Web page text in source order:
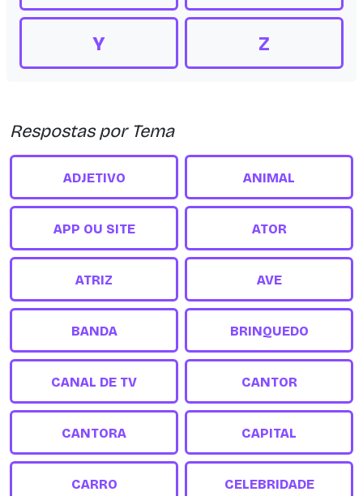
Y Z
Respostas por Tema
ADJETIVO ANIMAL
APP OU SITE ATOR
ATRIZ AVE
BANDA BRINQUEDO
CANAL DE TV CANTOR
CANTORA CAPITAL
CARRO CELEBRIDADE